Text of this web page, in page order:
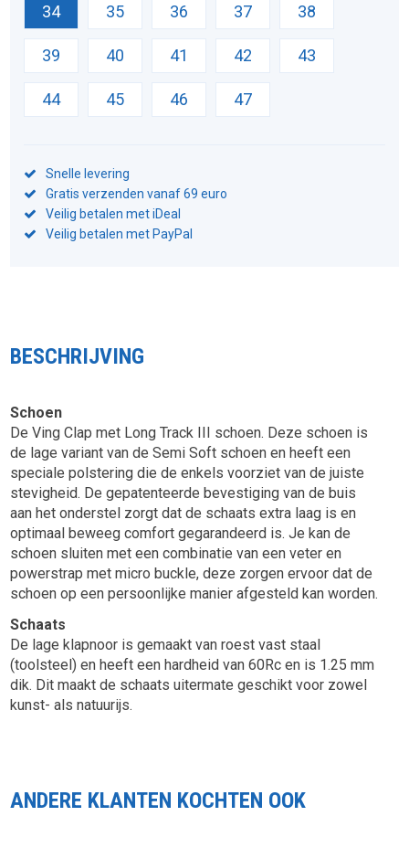
34 35 36 37 38
39 40 41 42 43
44 45 46 47
Snelle levering
Gratis verzenden vanaf 69 euro
Veilig betalen met iDeal
Veilig betalen met PayPal
BESCHRIJVING
Schoen
De Ving Clap met Long Track III schoen. Deze schoen is
de lage variant van de Semi Soft schoen en heeft een
speciale polstering die de enkels voorziet van de juiste
stevigheid. De gepatenteerde bevestiging van de buis
aan het onderstel zorgt dat de schaats extra laag is en
optimaal beweeg comfort gegarandeerd is. Je kan de
schoen sluiten met een combinatie van een veter en
powerstrap met micro buckle, deze zorgen ervoor dat de
schoen op een persoonlijke manier afgesteld kan worden.
Schaats
De lage klapnoor is gemaakt van roest vast staal
(toolsteel) en heeft een hardheid van 60Rc en is 1.25 mm
dik. Dit maakt de schaats uitermate geschikt voor zowel
kunst- als natuurijs.
ANDERE KLANTEN KOCHTEN OOK